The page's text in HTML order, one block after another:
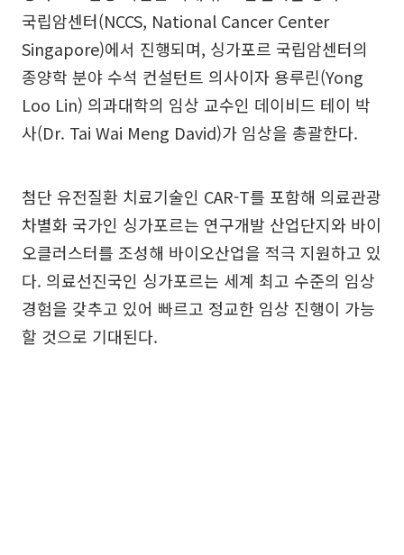
국립암센터(NCCS, National Cancer Center
Singapore)에서 진행되며, 싱가포르 국립암센터의
종양학 분야 수석 컨설턴트 의사이자 용루린(Yong
Loo Lin) 의과대학의 임상 교수인 데이비드 테이 박
사(Dr. Tai Wai Meng David)가 임상을 총괄한다.
첨단 유전질환 치료기술인 CAR-T를 포함해 의료관광
차별화 국가인 싱가포르는 연구개발 산업단지와 바이
오클러스터를 조성해 바이오산업을 적극 지원하고 있
다. 의료선진국인 싱가포르는 세계 최고 수준의 임상
경험을 갖추고 있어 빠르고 정교한 임상 진행이 가능
할 것으로 기대된다.